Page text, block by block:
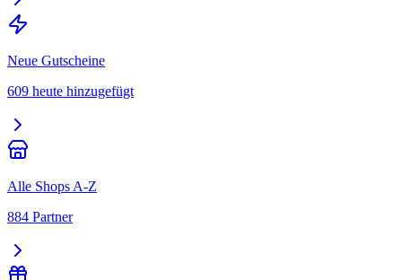
Neue Gutscheine
609 heute hinzugefügt
Alle Shops A-Z
884 Partner